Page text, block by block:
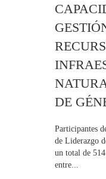
DE
Participantes
de Liderazgo
un total de
entre...